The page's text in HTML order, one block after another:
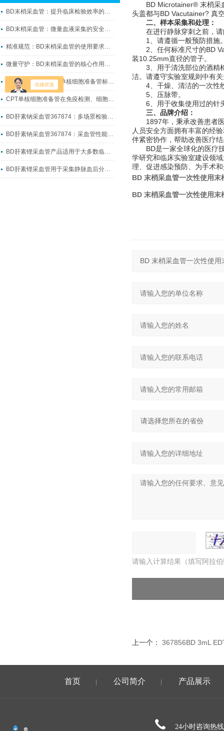
BD末梢采血管：提升临床检验效率的微观利器
BD末梢采血管：微量血液采集的安全守护者
精准规范：BD末梢采血管的使用要求与操作要点
微量守护：BD末梢采血管的核心作用与临床价值
从采样到转运：CPT单核细胞准备管标准化制样全流程指南
CPT单核细胞准备管在免疫检测、细胞科研中的实操应用
BD肝素钠采血管367874：多场景检验采血的核心耗材
BD肝素钠采血管367874：采血管性能升级的典型代表
BD肝素锂采血管产品适用于大多数临床生化检测
BD肝素锂采血管用于采集静脉血后分离出血浆
BD Microtainer® 末梢采血
头盖都与BD Vacutainer? 真
二、样本采集和处理：
在进行静脉穿刺之前，请
1、请遵循一般预防措施。
2、任何标准尺寸的BD
装10.25mm直径的管子。
3、用于清洗部位的酒精棉
洁。请遵守实验室规则中有
4、干燥、清洁的一次性
5、压脉带。
6、用于收集使用过的针
三、品牌介绍：
1897年，秉承改善患者医
人员安全方面拥有丰富的经
伴紧密协作，帮助改善医疗
BD是一家全球化的医疗技
学研究和临床实验室建设领
理、促进感染预防、为手术
BD 末梢采血管一次性使用末
BD 末梢采血管一次性使用末
请输入计算结果（填写阿拉
上一个： 367856BD 3mL
首页 公司简介 产品展示
24小时咨询热